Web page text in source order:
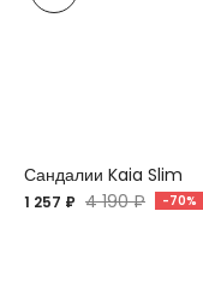
Сандалии Kaia Slim
1 257 ₽ 4 190 ₽ -70%